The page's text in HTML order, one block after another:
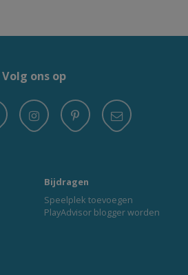
Volg ons op
Bijdragen
Speelplek toevoegen
PlayAdvisor blogger worden